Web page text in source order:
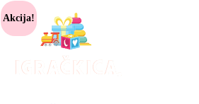
Akcija!